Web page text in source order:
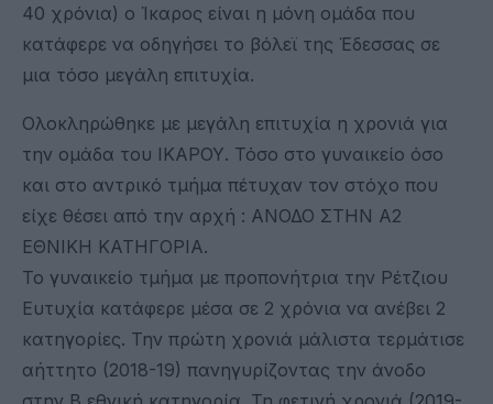
40 χρόνια) ο Ίκαρος είναι η μόνη ομάδα που
κατάφερε να οδηγήσει το βόλεϊ της Έδεσσας σε
μια τόσο μεγάλη επιτυχία.
Ολοκληρώθηκε με μεγάλη επιτυχία η χρονιά για
την ομάδα του ΙΚΑΡΟΥ. Τόσο στο γυναικείο όσο
και στο αντρικό τμήμα πέτυχαν τον στόχο που
είχε θέσει από την αρχή : ΑΝΟΔΟ ΣΤΗΝ Α2
ΕΘΝΙΚΗ ΚΑΤΗΓΟΡΙΑ.
Το γυναικείο τμήμα με προπονήτρια την Ρέτζιου
Ευτυχία κατάφερε μέσα σε 2 χρόνια να ανέβει 2
κατηγορίες. Την πρώτη χρονιά μάλιστα τερμάτισε
αήττητο (2018-19) πανηγυρίζοντας την άνοδο